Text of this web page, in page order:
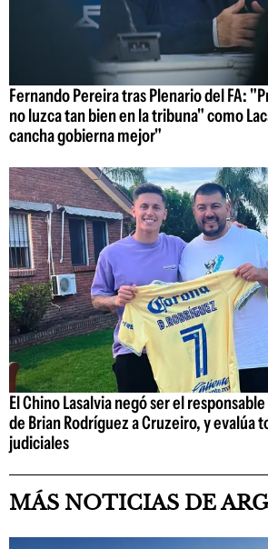
Fernando Pereira tras Plenario del FA:
no luzca tan bien en la tribuna" como
cancha gobierna mejor"
El Chino Lasalvia negó ser el
de Brian Rodríguez a Cruzeiro, y evalúa
judiciales
MÁS NOTICIAS DE